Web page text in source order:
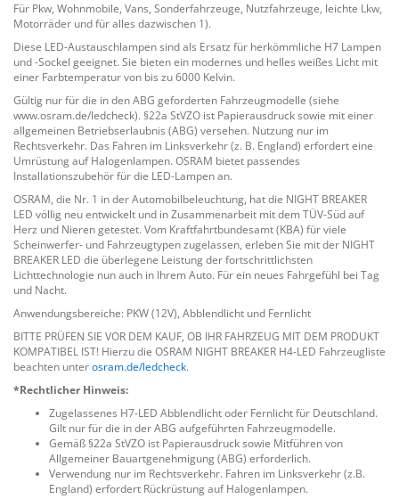
Für Pkw, Wohnmobile, Vans, Sonderfahrzeuge, Nutzfahrzeuge, leichte Lkw,
Motorräder und für alles dazwischen 1).
Diese LED-Austauschlampen sind als Ersatz für herkömmliche H7 Lampen
und -Sockel geeignet. Sie bieten ein modernes und helles weißes Licht mit
einer Farbtemperatur von bis zu 6000 Kelvin.
Gültig nur für die in den ABG geforderten Fahrzeugmodelle (siehe
www.osram.de/ledcheck). §22a StVZO ist Papierausdruck sowie mit einer
allgemeinen Betriebserlaubnis (ABG) versehen. Nutzung nur im
Rechtsverkehr. Das Fahren im Linksverkehr (z. B. England) erfordert eine
Umrüstung auf Halogenlampen. OSRAM bietet passendes
Installationszubehör für die LED-Lampen an.
OSRAM, die Nr. 1 in der Automobilbeleuchtung, hat die NIGHT BREAKER
LED völlig neu entwickelt und in Zusammenarbeit mit dem TÜV-Süd auf
Herz und Nieren getestet. Vom Kraftfahrtbundesamt (KBA) für viele
Scheinwerfer- und Fahrzeugtypen zugelassen, erleben Sie mit der NIGHT
BREAKER LED die überlegene Leistung der fortschrittlichsten
Lichttechnologie nun auch in Ihrem Auto. Für ein neues Fahrgefühl bei Tag
und Nacht.
Anwendungsbereiche: PKW (12V), Abblendlicht und Fernlicht
BITTE PRÜFEN SIE VOR DEM KAUF, OB IHR FAHRZEUG MIT DEM PRODUKT
KOMPATIBEL IST! Hierzu die OSRAM NIGHT BREAKER H4-LED Fahrzeugliste
beachten unterosram.de/ledcheck.
*Rechtlicher Hinweis:
Zugelassenes H7-LED Abblendlicht oder Fernlicht für Deutschland.
Gilt nur für die in der ABG aufgeführten Fahrzeugmodelle.
Gemäß §22a StVZO ist Papierausdruck sowie Mitführen von
Allgemeiner Bauartgenehmigung (ABG) erforderlich.
Verwendung nur im Rechtsverkehr. Fahren im Linksverkehr (z.B.
England) erfordert Rückrüstung auf Halogenlampen.